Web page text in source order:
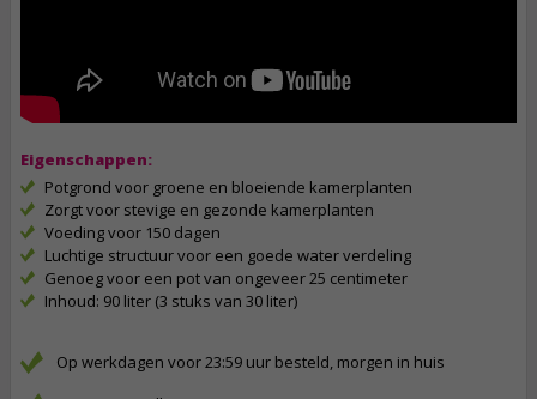
Eigenschappen:
Potgrond voor groene en bloeiende kamerplanten
Zorgt voor stevige en gezonde kamerplanten
Voeding voor 150 dagen
Luchtige structuur voor een goede water verdeling
Genoeg voor een pot van ongeveer 25 centimeter
Inhoud: 90 liter (3 stuks van 30 liter)
Op werkdagen voor 23:59 uur besteld, morgen in huis